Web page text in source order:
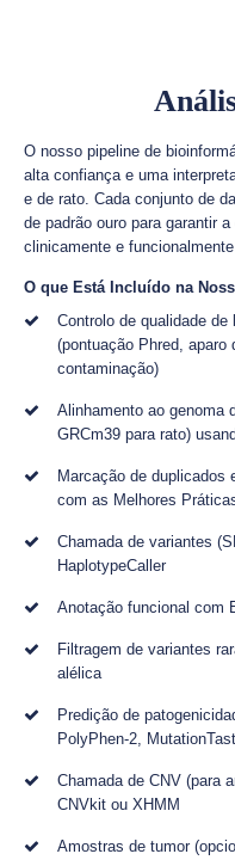
O nosso pipeline de
alta confiança e uma
e de rato. Cada conjunto de
de padrão ouro para garantir
clinicamente e
O que Está Incluído na
Controlo de qualidade
(pontuação Phred, aparo
contaminação)
Alinhamento ao genoma
GRCm39 para rato)
Marcação de duplicados
com as Melhores
Chamada de variantes
HaplotypeCaller
Anotação funcional com
Filtragem de variantes
alélica
Predição de
PolyPhen-2,
Chamada de CNV (para
CNVkit ou XHMM
Amostras de tumor